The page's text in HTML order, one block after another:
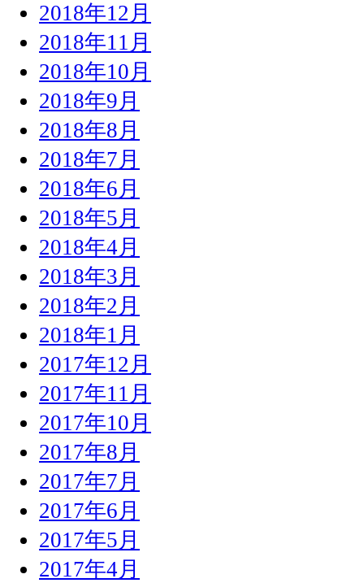
2018年12月
2018年11月
2018年10月
2018年9月
2018年8月
2018年7月
2018年6月
2018年5月
2018年4月
2018年3月
2018年2月
2018年1月
2017年12月
2017年11月
2017年10月
2017年8月
2017年7月
2017年6月
2017年5月
2017年4月